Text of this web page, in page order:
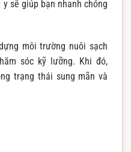
sẽ giúp bạn nhanh chóng
môi trường nuôi sạch
sóc kỹ lưỡng. Khi đó,
trạng thái sung mãn và